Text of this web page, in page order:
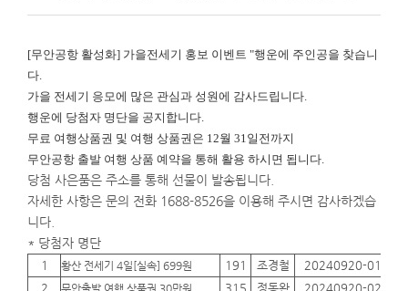
[무안공항 활성화] 가을전세기 홍보 이벤트 "행운에 주인공을 찾습니
다.
가을 전세기 응모에 많은 관심과 성원에 감사드립니다.
행운에 당첨자 명단을 공지합니다.
무료 여행상품권 및 여행 상품권은 12월 31일전까지
무안공항 출발 여행 상품 예약을 통해 활용 하시면 됩니다.
당첨 사은품은 주소를 통해 선물이 발송됩니다.
자세한 사항은 문의 전화 1688-8526을 이용해 주시면 감사하겠습
니다.
* 당첨자 명단
1 황산 전세기 4일[실속] 699원 191 조경철 20240920-01
2
무안출발 여행 상품권 30만원 315 정동완 20240920-02